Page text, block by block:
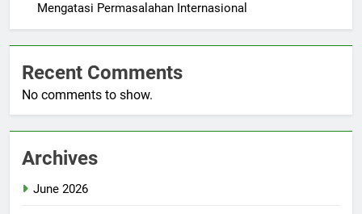
Mengatasi Permasalahan Internasional
Recent Comments
No comments to show.
Archives
June 2026